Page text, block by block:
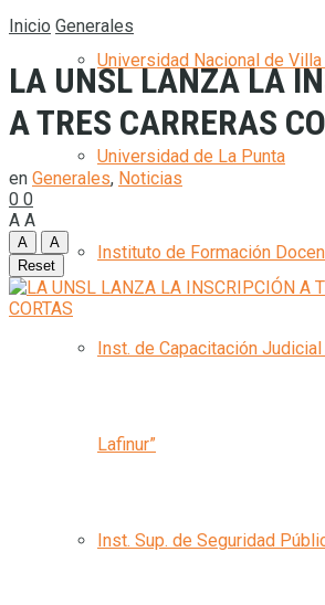
Universidad Nacional de
Universidad de La Punta
Instituto de Formación
Inst. de Capacitación
Lafinur”
Inst. Sup. de Seguridad
Inicio Generales
LA UNSL LANZA LA
A TRES CARRERAS
en Generales, Noticias
0 0
A A
A
A
Reset